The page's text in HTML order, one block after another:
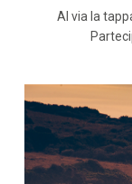
Al via la